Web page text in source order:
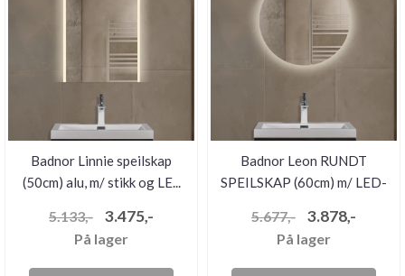
Badnor Linnie speilskap
(50cm) alu, m/ stikk og LE...
5.133,- 3.475,-
På lager
Badnor Leon RUNDT
SPEILSKAP (60cm) m/ LED-
5.677,- 3.878,-
På lager